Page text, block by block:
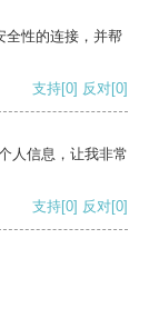
全性的连接，并帮
支持[0] 反对[0]
人信息，让我非常
支持[0] 反对[0]